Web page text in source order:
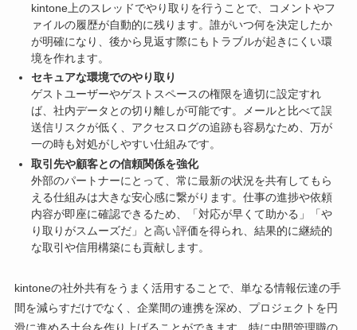
kintone上のスレッドでやり取りを行うことで、コメントやフ
ァイルの履歴が自動的に残ります。誰がいつ何を決定したか
が明確になり、後から見返す際にもトラブルが起きにくい環
境を作れます。
セキュアな環境でのやり取り
ゲストユーザーやゲストスペースの権限を適切に設定すれ
ば、社内データとの切り離しが可能です。メールと比べて誤
送信リスクが低く、アクセスログの追跡も容易なため、万が
一の時も対処がしやすい仕組みです。
取引先や顧客との信頼関係を強化
外部のパートナーにとって、常に最新の状況を共有してもら
える仕組みは大きな安心感に繋がります。仕事の進捗や依頼
内容が即座に確認できるため、「対応が早くて助かる」「や
り取りがスムーズだ」と高い評価を得られ、結果的に継続的
な取引や信用構築にも貢献します。
kintoneの社外共有をうまく活用することで、単なる情報伝達の手
間を減らすだけでなく、企業間の連携を深め、プロジェクトを円